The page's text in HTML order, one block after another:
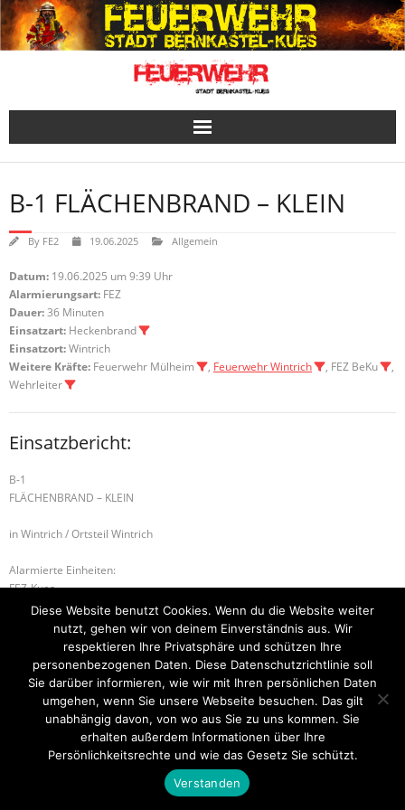
Skip
to
content
B-1 FLÄCHENBRAND – KLEIN
By FE2 19.06.2025 Allgemein
Datum: 19.06.2025 um 9:39 Uhr
Alarmierungsart: FEZ
Dauer:36 Minuten
Einsatzart: Heckenbrand
Einsatzort:Wintrich
Weitere Kräfte: Feuerwehr Mülheim , Feuerwehr Wintrich , FEZ BeKu
,
Wehrleiter
Einsatzbericht:
B-1
FLÄCHENBRAND – KLEIN
in Wintrich / Ortsteil Wintrich
Alarmierte Einheiten:
FEZ-Kues
BeKu WL
B-2 BRANDMELDEANLAGE H-1 ABSICHERUNG
Startseite Einsätze Mitglied werden Über uns
Bilder
Kontakt
Theme byThink Up Themes Ltd. Powered byWordPress.
Diese Website benutzt Cookies. Wenn du die Website weiter
nutzt, gehen wir von deinem Einverständnis aus. Wir
respektieren Ihre Privatsphäre und schützen Ihre
personenbezogenen Daten. Diese Datenschutzrichtlinie soll
Sie darüber informieren, wie wir mit Ihren persönlichen Daten
umgehen, wenn Sie unsere Webseite besuchen. Das gilt
unabhängig davon, von wo aus Sie zu uns kommen. Sie
erhalten außerdem Informationen über Ihre
Persönlichkeitsrechte und wie das Gesetz Sie schützt.
Verstanden